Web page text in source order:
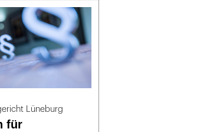
Lüneburg
für